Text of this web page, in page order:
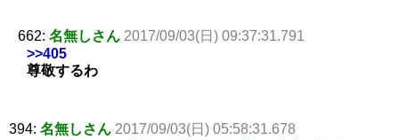
662: 名無しさん 2017/09/03(日) 09:37:31.791
>>405
尊敬するわ
394: 名無しさん 2017/09/03(日) 05:58:31.678